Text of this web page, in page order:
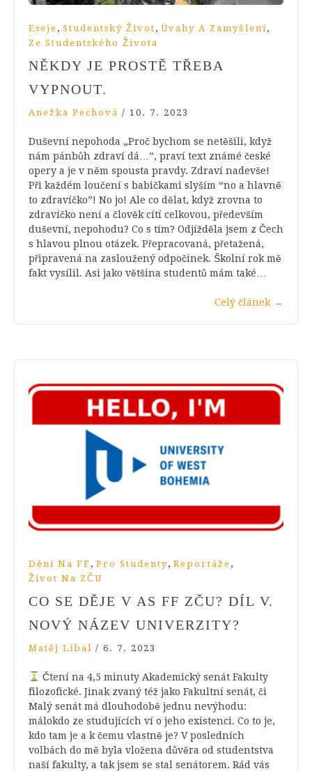
Eseje , Studentský Život , Úvahy A Zamyšlení,
Ze Studentského Života
NĚKDY JE PROSTĚ TŘEBA
VYPNOUT.
Anežka Pechová / 10. 7. 2023
Duševní nepohoda „Proč bychom se netěšili, když
nám pánbůh zdraví dá…”, praví text známé české
opery a je v něm spousta pravdy. Zdraví nadevše!
Při každém loučení s babičkami slyším “no a hlavně
to zdravíčko”! No jo! Ale co dělat, když zrovna to
zdravíčko není a člověk cítí celkovou, především
duševní, nepohodu? Co s tím? Odjížděla jsem z Čech
s hlavou plnou otázek. Přepracovaná, přetažená,
připravená na zasloužený odpočinek. Školní rok mě
fakt vysílil. Asi jako většina studentů mám také…
Celý článek →
Dění Na FF , Pro Studenty, Reportáže ,
Život Na ZČU
CO SE DĚJE V AS FF ZČU? DÍL V.
NOVÝ NÁZEV UNIVERZITY?
Matěj Líbal / 6. 7. 2023
Čtení na 4,5 minuty Akademický senát Fakulty
filozofické. Jinak zvaný též jako Fakultní senát, či
Malý senát má dlouhodobě jednu nevýhodu:
málokdo ze studujících ví o jeho existenci. Co to je,
kdo tam je a k čemu vlastně je? V posledních
volbách do mě byla vložena důvěra od studentstva
naší fakulty, a tak jsem se stal senátorem. Rád vás